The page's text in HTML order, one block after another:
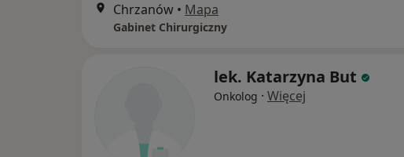
Chrzanów • Mapa
Gabinet Chirurgiczny
lek. Katarzyna But
Onkolog · Więcej